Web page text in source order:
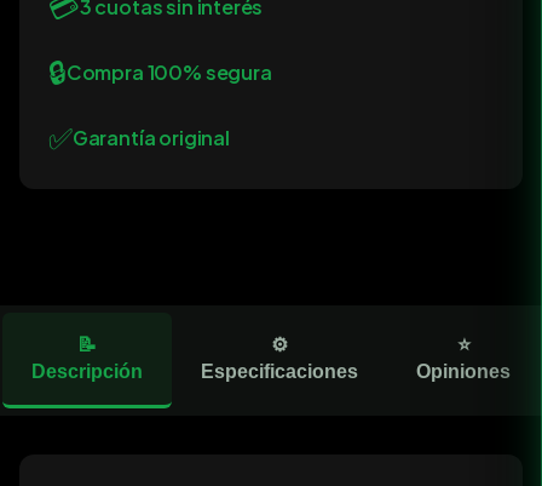
3 cuotas sin interés
🔒Compra 100% segura
✅Garantía original
📝
Descripción
⚙️
Especificaciones
⭐
Opiniones